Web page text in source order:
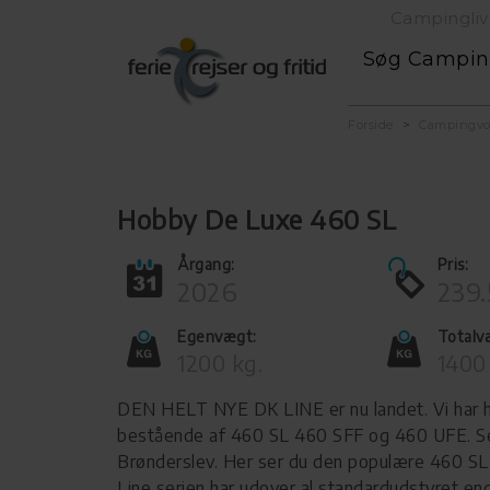
Søg
Hobby De Luxe 460 SL
Årgang: Pris:
Egenvægt:
DEN HELT NYE DK LINE er nu landet. Vi har
bestående af 460 SL 460 SFF og 460 UFE.
Brønderslev. Her ser du den populære 460